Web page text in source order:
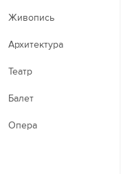
Живопись
Архитектура
Театр
Балет
Опера